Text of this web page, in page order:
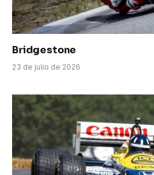
Bridgestone
23 de julio de 2026